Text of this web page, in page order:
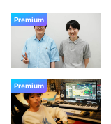
Premium
Premium